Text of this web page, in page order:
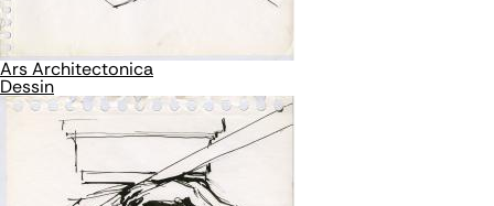
Ars Architectonica
Dessin